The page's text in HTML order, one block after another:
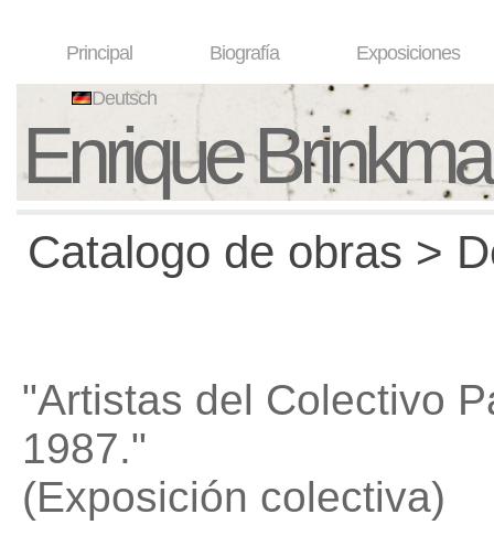
Principal Biografía Exposiciones
Deutsch
Enrique
Catalogo de obras >
"Artistas del Colectivo
1987."
(Exposición colectiva)